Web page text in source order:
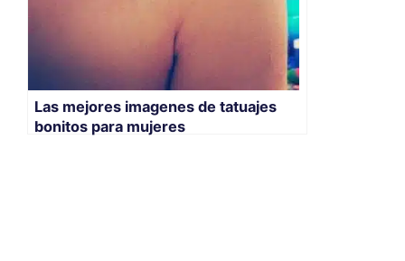
Las mejores imagenes de tatuajes
bonitos para mujeres